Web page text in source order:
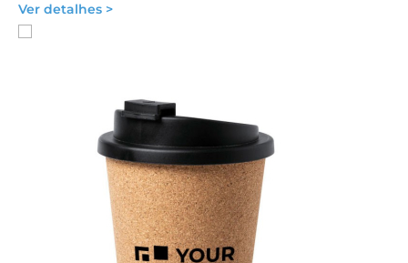
Ver detalhes >